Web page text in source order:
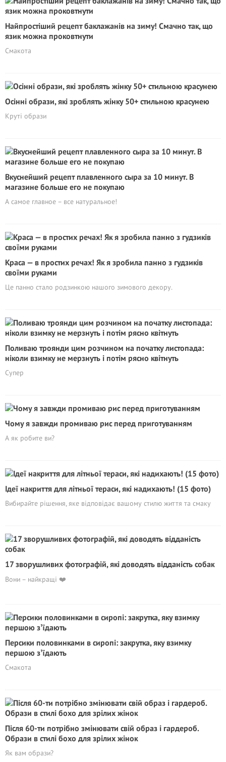
Найпростіший рецепт баклажанів на зиму! Смачно так, що
язик можна проковтнути
Смакота
Осінні образи, які зроблять жінку 50+ стильною красунею
Круті образи
Вкуснейший рецепт плавленного сыра за 10 минут. В
магазине больше его не покупаю
А самое главное – все натуральное!
Краса — в простих речах! Як я зробила панно з гудзиків
своїми руками
Це панно стало родзинкою нашого зимового декору.
Поливаю троянди цим розчином на початку листопада:
ніколи взимку не мерзнуть і потім рясно квітнуть
Супер
Чому я завжди промиваю рис перед приготуванням
А як робите ви?
Ідеї накриття для літньої тераси, які надихають! (15 фото)
Вибирайте рішення, яке відповідає вашому стилю життя та смаку
17 зворушливих фотографій, які доводять відданість собак
Вони – найкращі ❤️
Персики половинками в сиропі: закрутка, яку взимку
першою зʼїдають
Смакота
Після 60-ти потрібно змінювати свій образ і гардероб.
Образи в стилі бохо для зрілих жінок
Як вам образи?